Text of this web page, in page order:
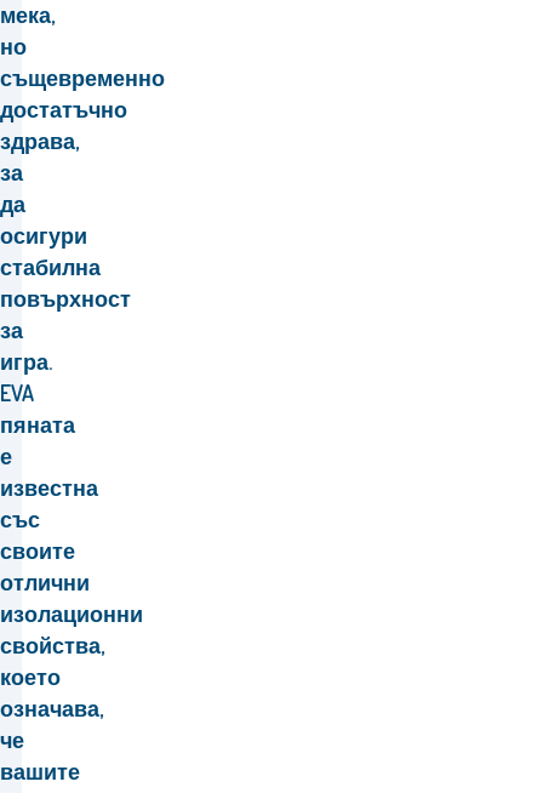
мека,
но
същевременно
достатъчно
здрава,
за
да
осигури
стабилна
повърхност
за
игра.
EVA
пяната
е
известна
със
своите
отлични
изолационни
свойства,
което
означава,
че
вашите